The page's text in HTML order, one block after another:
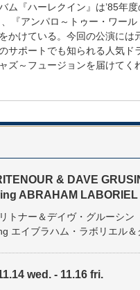
ム『ハーレクイン』は’85年
『アンパロ～トゥー・ワー
かけている。今回の公演に
サポートでも知られる人気
ズ～フュージョンを届けてく
& DAVE
ABRAHAM
トナー＆デイヴ・グルーシン
エイブラハム・ラボリエル
wed. - 11.16 fri.